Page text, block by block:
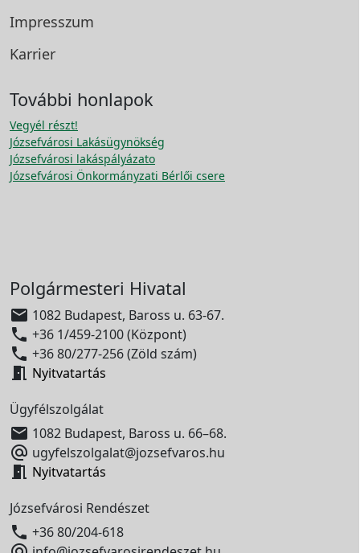
Impresszum
Karrier
További honlapok
Vegyél részt!
Józsefvárosi Lakásügynökség
Józsefvárosi lakáspályázato
Józsefvárosi Önkormányzati Bérlői csere
Polgármesteri Hivatal
 1082 Budapest, Baross u. 63-67.
 +36 1/459-2100 (Központ)
 +36 80/277-256 (Zöld szám)
 Nyitvatartás
Ügyfélszolgálat
 1082 Budapest, Baross u. 66–68.
 ugyfelszolgalat@jozsefvaros.hu
 Nyitvatartás
Józsefvárosi Rendészet
 +36 80/204-618